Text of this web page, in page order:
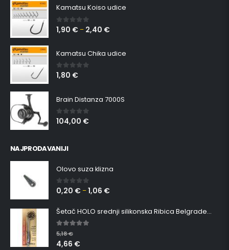
Kamatsu Koiso udice
0 out of 5
1,90 € – 2,40 €
Kamatsu Chika udice
0 out of 5
1,80 €
Brain Distanza 7000S
0out of 5
104,00 €
NAJPRODAVANIJI
Olovo suza klizna
0 out of 5
0,20 € –1,06 €
Šetač HOLO srednji silikonska Ribica Belgrade Walker
5.00out of 5
5,18€
4,66 €